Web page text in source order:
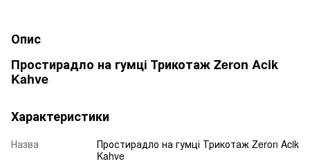
Опис
Простирадло на гумці Трикотаж Zeron Acik
Kahve
Характеристики
Назва
Простирадло на гумці Трикотаж Zeron Acik
Kahve